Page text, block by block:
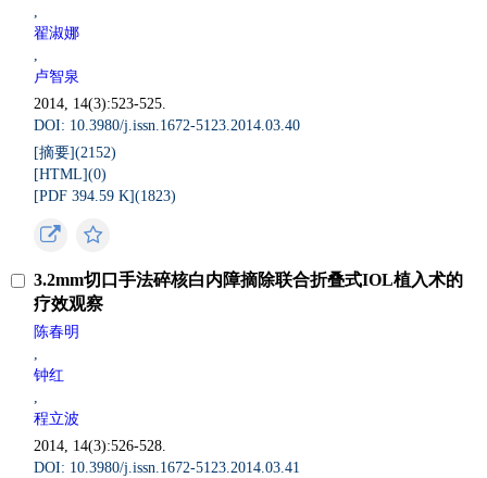
,
翟淑娜
,
卢智泉
2014, 14(3):523-525.
DOI: 10.3980/j.issn.1672-5123.2014.03.40
[摘要](2152)
[HTML](0)
[PDF 394.59 K](1823)
3.2mm切口手法碎核白内障摘除联合折叠式IOL植入术的
疗效观察
陈春明
,
钟红
,
程立波
2014, 14(3):526-528.
DOI: 10.3980/j.issn.1672-5123.2014.03.41